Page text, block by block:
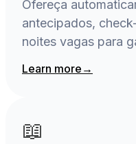
Ofereça
antecipados,
noites vagas para
Learn more →
📖